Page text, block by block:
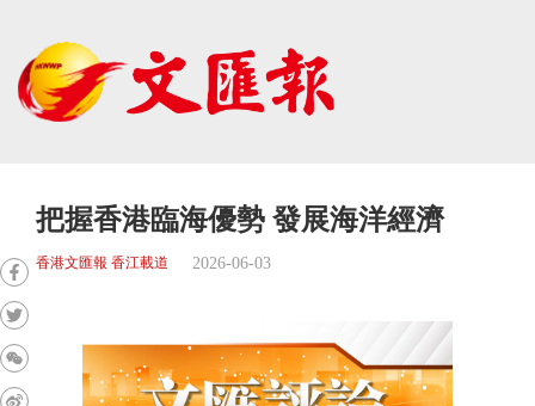
把握香港臨海優勢 發展海洋經濟
香港文匯報 香江載道 2026-06-03